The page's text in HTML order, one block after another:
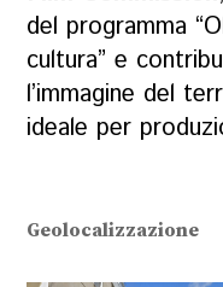
del programma “
cultura” e
l’immagine del
ideale per
Geolocalizzazione